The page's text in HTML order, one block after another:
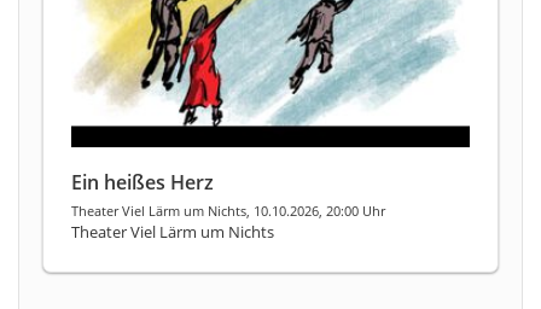
Ein heißes Herz
Theater Viel Lärm um Nichts, 10.10.2026, 20:00 Uhr
Theater Viel Lärm um Nichts